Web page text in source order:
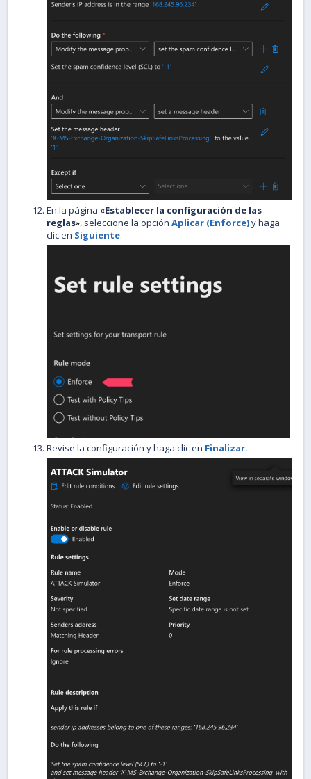
En la página «Establecer la configuración de las
reglas», seleccione la opción Aplicar (Enforce)y haga
clic en Siguiente.
Revise la configuración y haga clic en Finalizar.